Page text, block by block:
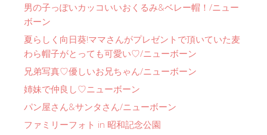
男の子っぽいカッコいいおくるみ&ベレー帽！/ニュー
ボーン
夏らしく向日葵!ママさんがプレゼントで頂いていた麦
わら帽子がとっても可愛い♡/ニューボーン
兄弟写真♡優しいお兄ちゃん/ニューボーン
姉妹で仲良し♡ニューボーン
パン屋さん&サンタさん/ニューボーン
ファミリーフォト in 昭和記念公園